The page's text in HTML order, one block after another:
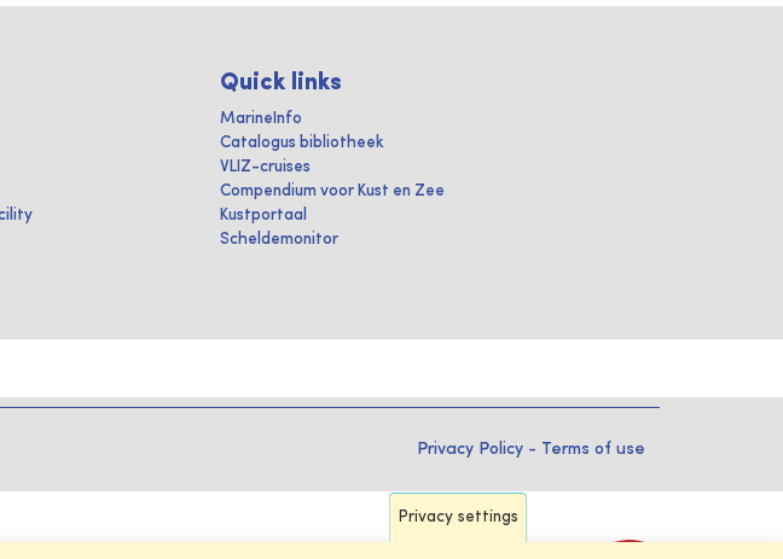
Quick links
MarineInfo
Catalogus bibliotheek
VLIZ-cruises
Compendium voor Kust en Zee
Kustportaal
Scheldemonitor
Privacy Policy - Terms of use
Privacy settings